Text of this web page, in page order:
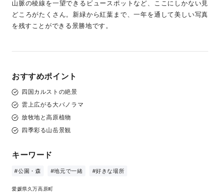
山脈の稜線を一望できるビュースポットなど、ここにしかない見
どころがたくさん。新緑から紅葉まで、一年を通して美しい写真
を残すことができる景勝地です。
おすすめポイント
四国カルストの絶景
雲上広がる大パノラマ
放牧地と高原植物
四季彩る山岳景観
キーワード
#公園・森 #地元で一緒 #好きな場所
愛媛県久万高原町